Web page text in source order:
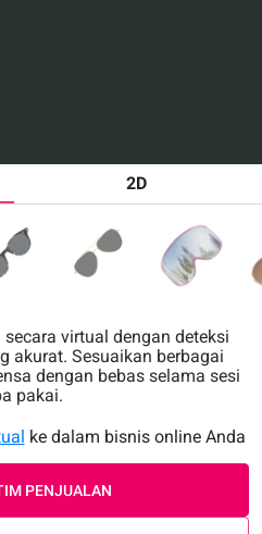
2D
virtual dengan deteksi
akurat. Sesuaikan berbagai
dengan bebas selama sesi
pakai.
ke dalam bisnis online Anda
PENJUALAN